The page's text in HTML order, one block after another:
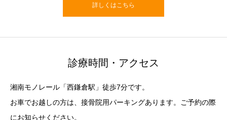
詳しくはこちら
診療時間・アクセス
湘南モノレール「西鎌倉駅」徒歩7分です。
お車でお越しの方は、接骨院用パーキングあります。ご予約の際
にお知らせください。